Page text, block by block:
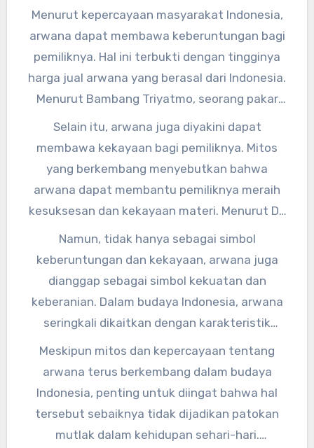
zaman dahulu kala dan masih tetap
dilestarikan hingga saat ini. Dalam masyarakat
Indonesia, arwana dianggap sebagai simbol
keberuntungan, kekayaan, dan kekuatan.
Menurut kepercayaan masyarakat Indonesia,
arwana dapat membawa keberuntungan bagi
pemiliknya. Hal ini terbukti dengan tingginya
harga jual arwana yang berasal dari Indonesia.
Menurut Bambang Triyatmo, seorang pakar
budidaya arwana, “Arwana memang dianggap
sebagai ikan yang membawa keberuntungan
bagi pemiliknya. Banyak orang yang rela
mengeluarkan uang besar hanya untuk
memiliki satu ekor arwana.”
Selain itu, arwana juga diyakini dapat
membawa kekayaan bagi pemiliknya. Mitos
yang berkembang menyebutkan bahwa
arwana dapat membantu pemiliknya meraih
kesuksesan dan kekayaan materi. Menurut Dr.
Siti Nurlela, seorang ahli budaya Indonesia,
“Arwana seringkali dijadikan sebagai simbol
kekayaan dan kemakmuran dalam budaya
Indonesia. Hal ini terbukti dengan banyaknya
orang yang memiliki arwana sebagai investasi.”
Namun, tidak hanya sebagai simbol
keberuntungan dan kekayaan, arwana juga
dianggap sebagai simbol kekuatan dan
keberanian. Dalam budaya Indonesia, arwana
seringkali dikaitkan dengan karakteristik
pahlawan yang tangguh dan berani. Hal ini
dapat dilihat dari julukan “ikan naga” yang
melekat pada arwana.
Meskipun mitos dan kepercayaan tentang
arwana terus berkembang dalam budaya
Indonesia, penting untuk diingat bahwa hal
tersebut sebaiknya tidak dijadikan patokan
mutlak dalam kehidupan sehari-hari.